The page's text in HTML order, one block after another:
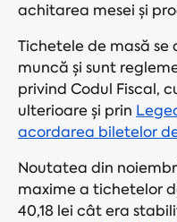
achitarea mesei și
Tichetele de masă
muncă și sunt
privind Codul Fiscal,
ulterioare și prin
acordarea biletelor
Noutatea din
maxime a tichetelor
40,18 lei cât era